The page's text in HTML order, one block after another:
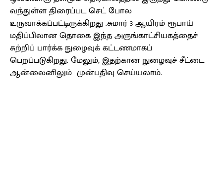
வந்துள்ள திரைப்பட செட் போல
உருவாக்கப்பட்டிருக்கிறது .சுமார் 3 ஆயிரம் ரூபாய்
மதிப்பிலான தொகை இந்த அருங்காட்சியகத்தைச்
சுற்றிப் பார்க்க நுழைவுக் கட்டணமாகப்
பெறப்படுகிறது. மேலும், இதற்கான நுழைவுச் சீட்டை
ஆன்லைனிலும் முன்பதிவு செய்யலாம்.